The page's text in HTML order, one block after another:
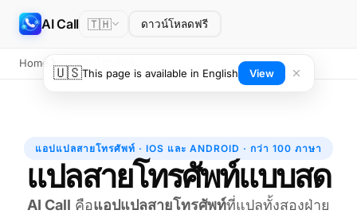
AI Call 🇹🇭 ดาวน์โหลดฟรี
Home
แอปแปลสายโทรศัพท์ · IOS และ ANDROID · กว่า 100 ภาษา
แปลสายโทรศัพท์แบบสด
AI Call คือแอปแปลสายโทรศัพท์ที่แปลทั้งสองฝ่าย
🇺🇸This page is available in English View